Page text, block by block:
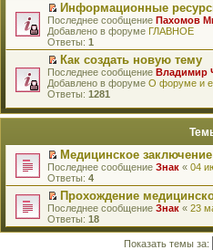
П
е
р
е
й
т
и
к
е
о
м
у
н
е
п
р
о
ч
Информационные
Последнее сообщение Пахомов
Добавлено в форуме ГЛАВНОЕ
Ответы: 1
П
е
р
й
к
п
е
р
в
о
м
у
н
Как создать новую тему
Последнее сообщение Владимир
Добавлено в форуме О форуме и
Ответы: 1281
П
е
р
й
т
и
Медицинское
Последнее сообщение Знак « 04
Ответы: 4
П
е
р
Прохождение
Последнее сообщение Знак « 23
Ответы: 18
Показать темы за: